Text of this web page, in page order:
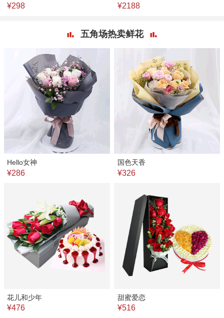
¥298 ¥2188
五角场热卖鲜花
Hello女神
¥286
国色天香
¥326
花儿和少年
¥476
甜蜜爱恋
¥516